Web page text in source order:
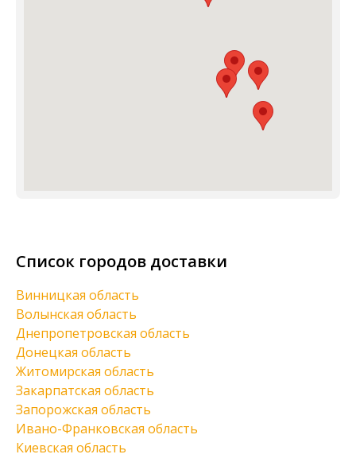
Список городов доставки
Винницкая область
Волынская область
Днепропетровская область
Донецкая область
Житомирская область
Закарпатская область
Запорожская область
Ивано-Франковская область
Киевская область